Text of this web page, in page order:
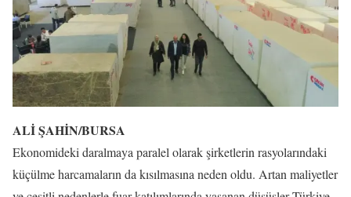
ALİ ŞAHİN/BURSA
Ekonomideki daralmaya paralel olarak şirketlerin rasyolarındaki
küçülme harcamaların da kısılmasına neden oldu. Artan maliyetler